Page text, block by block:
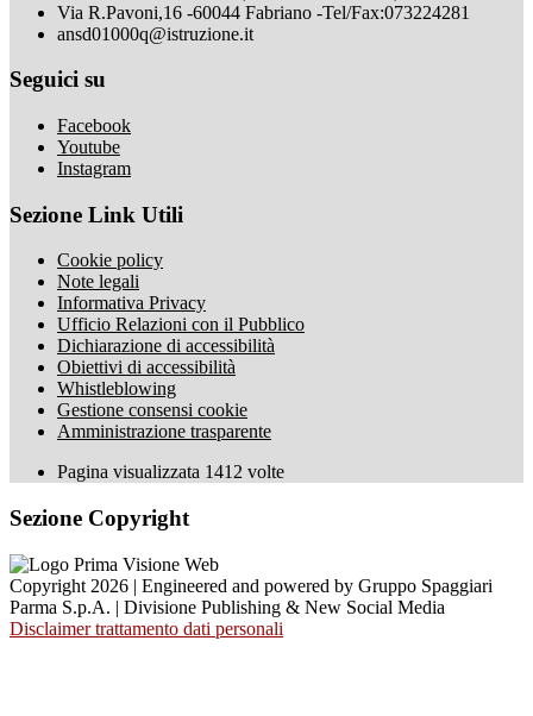
Via R.Pavoni,16 -60044 Fabriano -Tel/Fax:073224281
ansd01000q@istruzione.it
Seguici su
Facebook
Youtube
Instagram
Sezione Link Utili
Cookie policy
Note legali
Informativa Privacy
Ufficio Relazioni con il Pubblico
Dichiarazione di accessibilità
Obiettivi di accessibilità
Whistleblowing
Gestione consensi cookie
Amministrazione trasparente
Pagina visualizzata 1412 volte
Sezione Copyright
Copyright 2026 | Engineered and powered by Gruppo Spaggiari
Parma S.p.A. | Divisione Publishing & New Social Media
Disclaimer trattamento dati personali